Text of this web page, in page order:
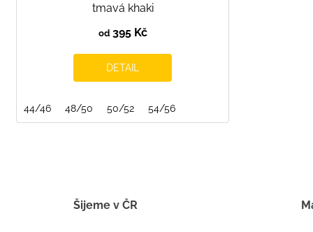
tmavá khaki
od395 Kč
DETAIL
44/46 48/50 50/52 54/56
Šijeme v ČR